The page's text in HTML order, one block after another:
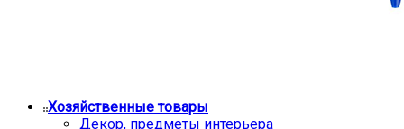
Хозяйственные товары
Декор, предметы интерьера